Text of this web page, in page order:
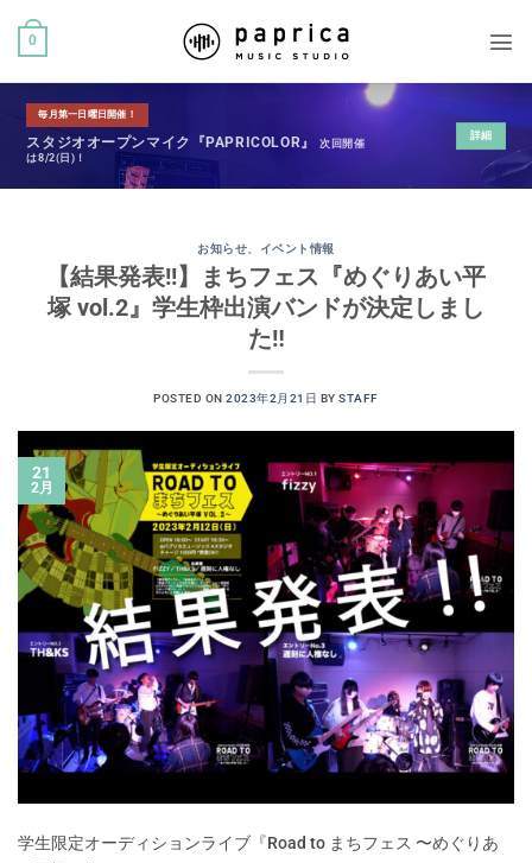
0
毎月第一日曜日開催！
スタジオオープンマイク『PAPRICOLOR』次回開催
は8/2(日)！
詳細
お知らせ イベント情報
【結果発表!!】まちフェス『めぐりあい平
塚 vol.2』学生枠出演バンドが決定しまし
た‼︎
POSTED ON2023年2月21日 BYSTAFF
21
2月
学生限定オーディションライブ『Road to まちフェス 〜めぐりあ